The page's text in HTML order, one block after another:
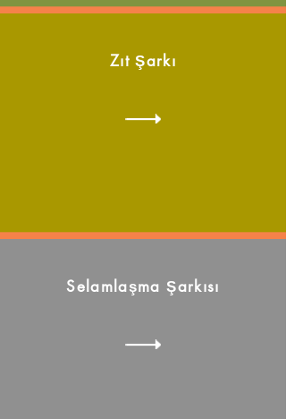
Zıt Şarkı
Selamlaşma Şarkısı